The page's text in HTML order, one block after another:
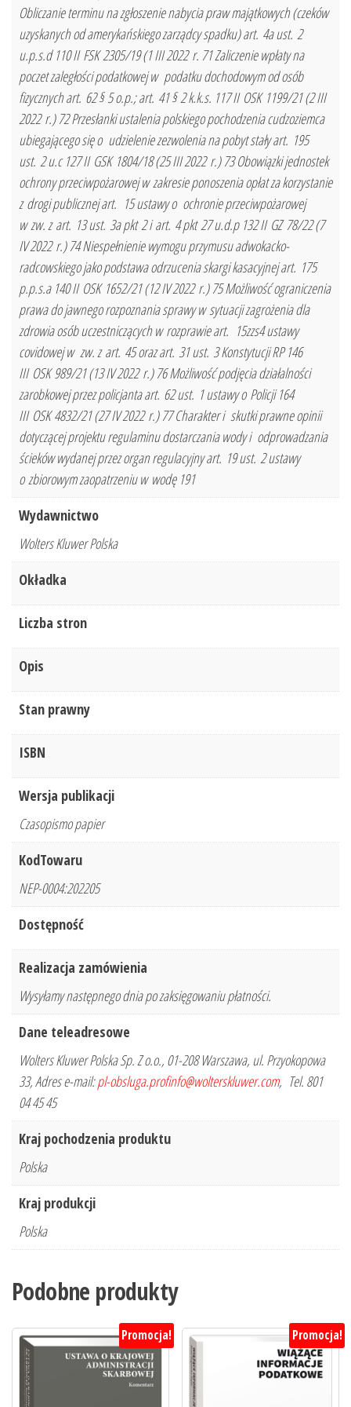
Obliczanie terminu na zgłoszenie nabycia praw majątkowych (czeków
uzyskanych od amerykańskiego zarządcy spadku) art. 4a ust. 2
u.p.s.d 110 II FSK 2305/19 (1 III 2022 r. 71 Zaliczenie wpłaty na
poczet zaległości podatkowej w podatku dochodowym od osób
fizycznych art. 62 § 5 o.p.; art. 41 § 2 k.k.s. 117 II OSK 1199/21 (2 III
2022 r.) 72 Przesłanki ustalenia polskiego pochodzenia cudzoziemca
ubiegającego się o udzielenie zezwolenia na pobyt stały art. 195
ust. 2 u.c 127 II GSK 1804/18 (25 III 2022 r.) 73 Obowiązki jednostek
ochrony przeciwpożarowej w zakresie ponoszenia opłat za korzystanie
z drogi publicznej art. 15 ustawy o ochronie przeciwpożarowej
w zw. z art. 13 ust. 3a pkt 2 i art. 4 pkt 27 u.d.p 132 II GZ 78/22 (7
IV 2022 r.) 74 Niespełnienie wymogu przymusu adwokacko-
radcowskiego jako podstawa odrzucenia skargi kasacyjnej art. 175
p.p.s.a 140 II OSK 1652/21 (12 IV 2022 r.) 75 Możliwość ograniczenia
prawa do jawnego rozpoznania sprawy w sytuacji zagrożenia dla
zdrowia osób uczestniczących w rozprawie art. 15zzs4 ustawy
covidowej w zw. z art. 45 oraz art. 31 ust. 3 Konstytucji RP 146
III OSK 989/21 (13 IV 2022 r.) 76 Możliwość podjęcia działalności
zarobkowej przez policjanta art. 62 ust. 1 ustawy o Policji 164
III OSK 4832/21 (27 IV 2022 r.) 77 Charakter i skutki prawne opinii
dotyczącej projektu regulaminu dostarczania wody i odprowadzania
ścieków wydanej przez organ regulacyjny art. 19 ust. 2 ustawy
o zbiorowym zaopatrzeniu w wodę 191
Wydawnictwo
Wolters Kluwer Polska
Okładka
Liczba stron
Opis
Stan prawny
ISBN
Wersja publikacji
Czasopismo papier
KodTowaru
NEP-0004:202205
Dostępność
Realizacja zamówienia
Wysyłamy następnego dnia po zaksięgowaniu płatności.
Dane teleadresowe
Wolters Kluwer Polska Sp. Z o.o., 01-208 Warszawa, ul. Przyokopowa
33, Adres e-mail:pl-obsluga.profinfo@wolterskluwer.com, Tel. 801
04 45 45
Kraj pochodzenia produktu
Polska
Kraj produkcji
Polska
Podobne produkty
Promocja! Promocja!